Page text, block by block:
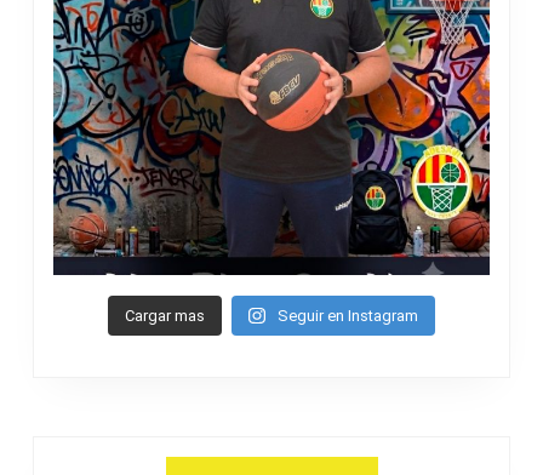
Cargar mas Seguir en Instagram